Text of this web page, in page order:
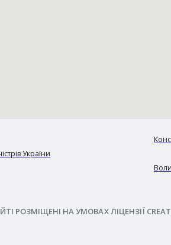
України
РОЗМІЩЕНІ НА УМОВАХ ЛІЦЕНЗІЇ